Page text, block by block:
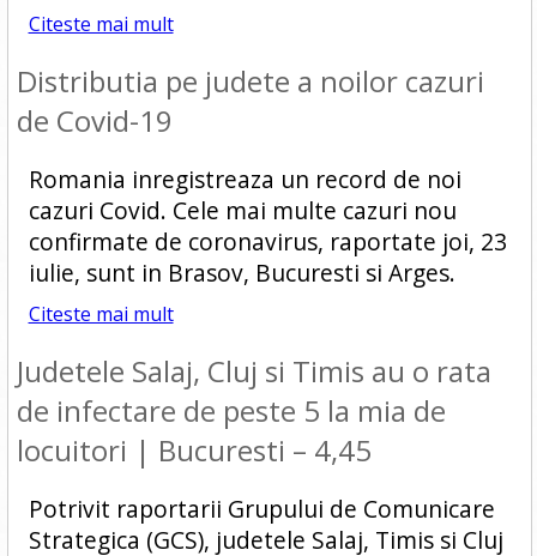
Citeste mai mult
Distributia pe judete a noilor cazuri
de Covid-19
Romania inregistreaza un record de noi
cazuri Covid. Cele mai multe cazuri nou
confirmate de coronavirus, raportate joi, 23
iulie, sunt in Brasov, Bucuresti si Arges.
Citeste mai mult
Judetele Salaj, Cluj si Timis au o rata
de infectare de peste 5 la mia de
locuitori | Bucuresti – 4,45
Potrivit raportarii Grupului de Comunicare
Strategica (GCS), judetele Salaj, Timis si Cluj